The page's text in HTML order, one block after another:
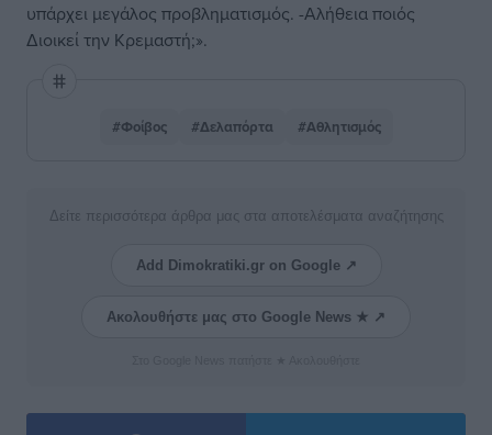
υπάρχει μεγάλος προβληματισμός. -Αλήθεια ποιός
Διοικεί την Κρεμαστή;».
#Φοίβος #Δελαπόρτα #Αθλητισμός
Δείτε περισσότερα άρθρα μας στα αποτελέσματα αναζήτησης
Add Dimokratiki.gr on Google ↗
Ακολουθήστε μας στο Google News ★ ↗